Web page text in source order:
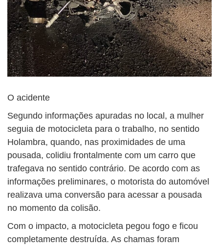
O acidente
Segundo informações apuradas no local, a mulher
seguia de motocicleta para o trabalho, no sentido
Holambra, quando, nas proximidades de uma
pousada, colidiu frontalmente com um carro que
trafegava no sentido contrário. De acordo com as
informações preliminares, o motorista do automóvel
realizava uma conversão para acessar a pousada
no momento da colisão.
Com o impacto, a motocicleta pegou fogo e ficou
completamente destruída. As chamas foram